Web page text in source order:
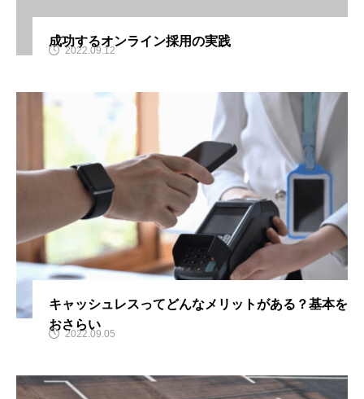
成功するオンライン採用の実践
2022.09.12
キャッシュレスってどんなメリットがある？基本を
おさらい
2022.09.05